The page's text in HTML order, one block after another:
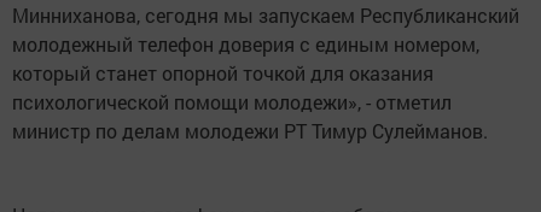
Минниханова, сегодня мы запускаем Республиканский
молодежный телефон доверия с единым номером,
который станет опорной точкой для оказания
психологической помощи молодежи», - отметил
министр по делам молодежи РТ Тимур Сулейманов.